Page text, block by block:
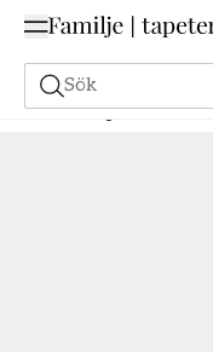
Sök
Målarfärg Beställ